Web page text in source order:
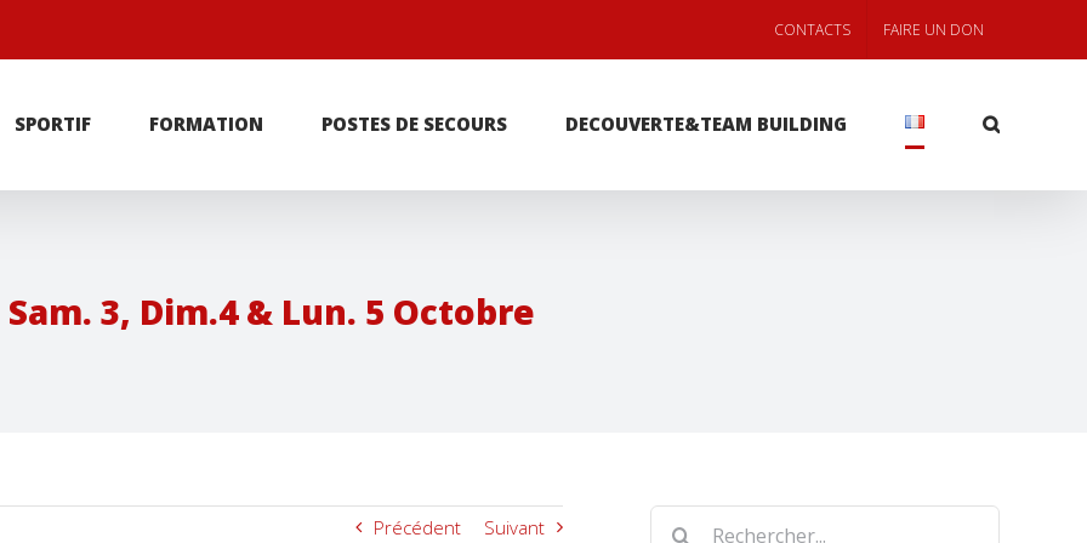
CONTACTS FAIRE UN DON
SPORTIF FORMATION POSTES DE SECOURS DECOUVERTE&TEAM BUILDING
Sam. 3, Dim.4 & Lun. 5 Octobre
Précédent Suivant